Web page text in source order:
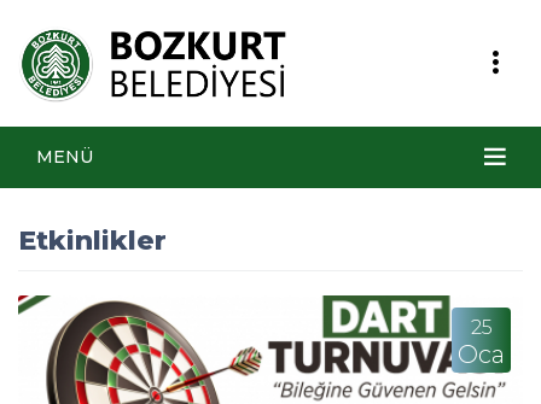
MENÜ
Etkinlikler
25
Oca